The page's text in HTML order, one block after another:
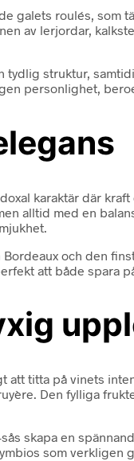
galets roulés,
av lerjordar,
struktur,
personlighet,
karaktär där
alltid med en
och den
att både spara
titta på vinets
Den fylliga
skapa en
som verkligen